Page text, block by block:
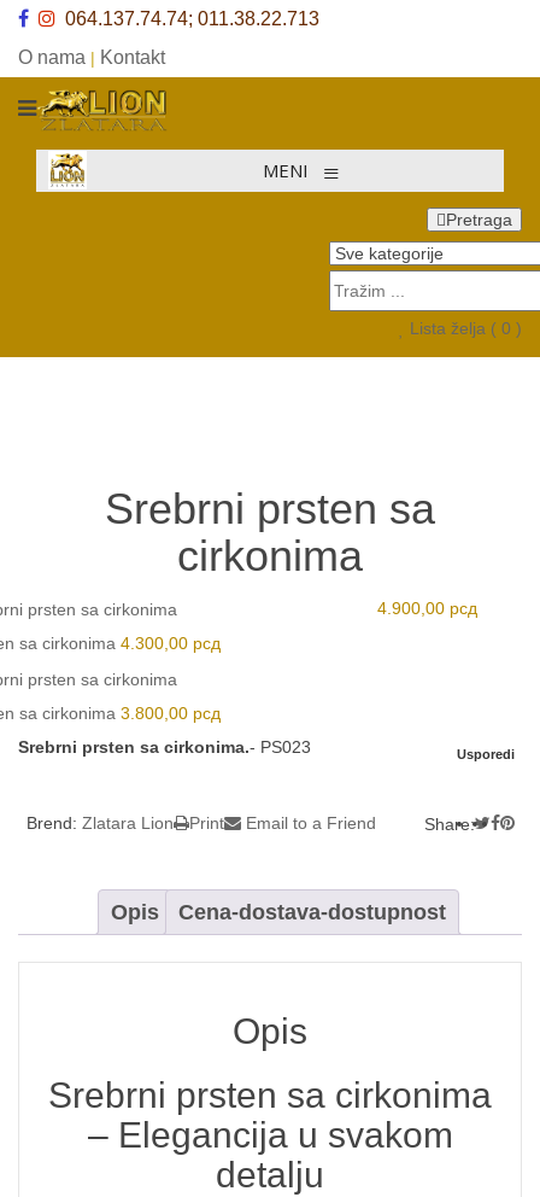
064.137.74.74; 011.38.22.713
O nama | Kontakt
MENI ≡
Pretraga
Lista želja ( 0 )
Srebrni prsten sa
cirkonima
sa cirkonima 4.300,00 рсд
sa cirkonima 3.800,00 рсд
4.900,00 рсд
Srebrni prsten sa cirkonima.- PS023 Usporedi
Brend: Zlatara Lion Print Email to a Friend Share:
Opis Cena-dostava-dostupnost
Opis
Srebrni prsten sa cirkonima
– Elegancija u svakom
detalju